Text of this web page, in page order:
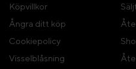
Köpvillkor
Ångra ditt köp
Cookiepolicy
Visselblåsning